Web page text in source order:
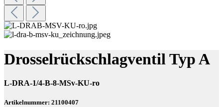
Drosselrückschlagventil Typ A
L-DRA-1/4-B-8-MSv-KU-ro
Artikelnummer: 21100407